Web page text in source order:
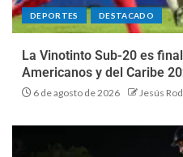
DEPORTES DESTACADO
La Vinotinto Sub-20 es
Americanos y del Caribe
6 de agosto de 2026 Jesús